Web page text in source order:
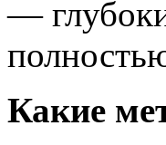
—
Какие